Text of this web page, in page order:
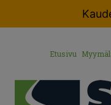
Etusivu